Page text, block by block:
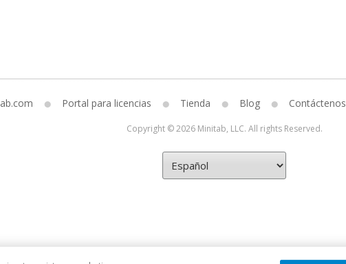
Portal para licencias Tienda Blog Contáctenos
Copyright © 2026 Minitab, LLC. All rights Reserved.